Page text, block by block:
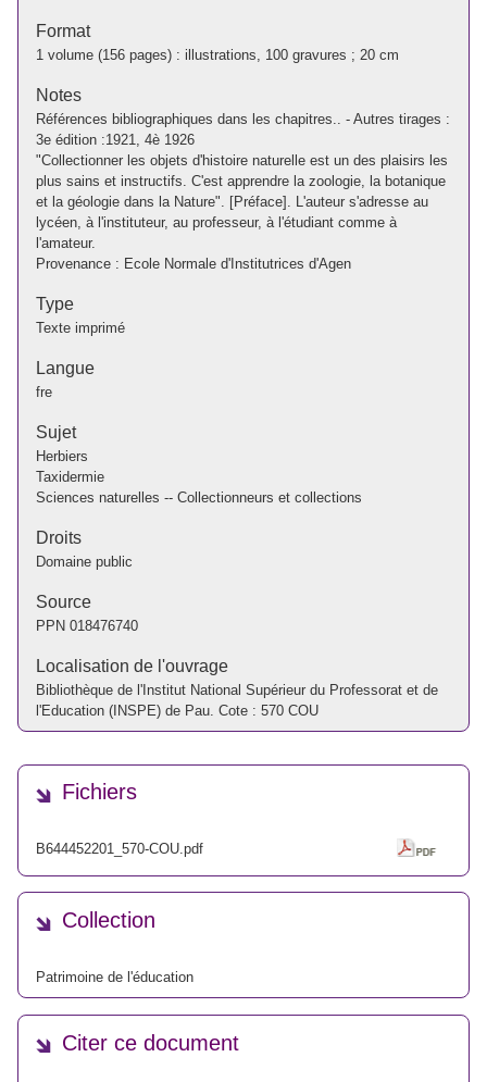
Format
1 volume (156 pages) : illustrations, 100 gravures ; 20 cm
Notes
Références bibliographiques dans les chapitres.. - Autres tirages :
3e édition :1921, 4è 1926
"Collectionner les objets d'histoire naturelle est un des plaisirs les
plus sains et instructifs. C'est apprendre la zoologie, la botanique
et la géologie dans la Nature". [Préface]. L'auteur s'adresse au
lycéen, à l'instituteur, au professeur, à l'étudiant comme à
l'amateur.
Provenance : Ecole Normale d'Institutrices d'Agen
Type
Texte imprimé
Langue
fre
Sujet
Herbiers
Taxidermie
Sciences naturelles -- Collectionneurs et collections
Droits
Domaine public
Source
PPN 018476740
Localisation de l'ouvrage
Bibliothèque de l'Institut National Supérieur du Professorat et de
l'Education (INSPE) de Pau. Cote : 570 COU
Fichiers
B644452201_570-COU.pdf
Collection
Patrimoine de l'éducation
Citer ce document